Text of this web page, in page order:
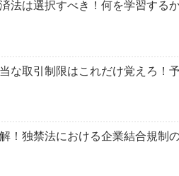
法は選択すべき！何を学習する
な取引制限はこれだけ覚えろ！
！独禁法における企業結合規制